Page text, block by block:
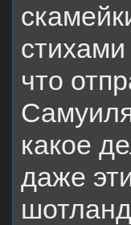
что
какое
даже